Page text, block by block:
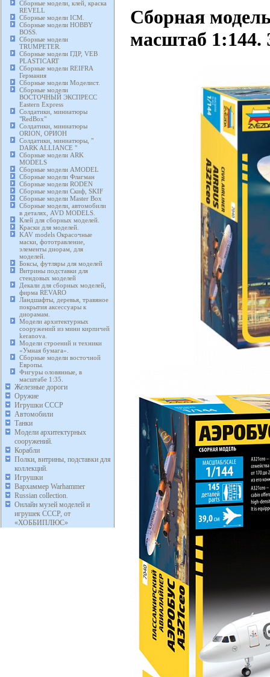
Сборные модели, клей, краска
REVELL
Сборные модели ICM.
Сборные модели HOBBY
BOSS.
Сборные модели
TRUMPETER.
Сборные модели ГДР, VEB
PLASTICART
Сборные модели REIFRA
Германия
Сборные модели Моделист.
Сборные модели
ВОСТОЧНЫЙ ЭКСПРЕСС
Eastern Express
Солдатики, миниатюры
"RedBox"
Солдатики, миниатюры
ORION, ОРИОН
Солдатики, миниатюры, "
DARK ALLIANCE "
Сборные модели ARK
MODELS
Сборные модели AMODEL
Сборные модели Флагман
Сборные модели RODEN
Сборные модели Скиф, SKIF
Сборные модели Master Box
Сборные модели, автомобили
в деталях, AVD MODELS.
Клей для сборных моделей.
Краски для моделей.
KAV models Окрасочные
маски, фототравление,
элементы диорам, для
моделей.
Боксы, футляры для моделей
Витрины подставки для
стендовых моделей
Декали для сборных моделей,
фирма REVARO
Ландшафты, деревья, травяное
покрытия аксессуары к
диорамам.
Модели архитектурных
сооружений из мини кирпичей
keranova.
Модели строений и техники
«Умная бумага».
Сборные модели восточной
Европы.
Фигуры оловянные, в
масштабе 1:35.
Железные дороги
Оружие
Игрушки СССР
Автомобили
Танки
Модели архитектурных
сооружений.
Корабли
Полки, витрины, подставки для
коллекций.
Игрушки
Вархаммер Warhammer
Russian collection.
Онлайн музей моделей и
игрушек СССР, от
«ХОББИПЛЮС»
Сборная
масштаб 1:144.